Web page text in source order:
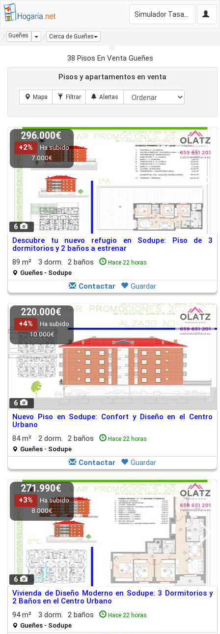
Gueñes Dropdown
Cerca de Gueñes
38 Pisos En Venta Gueñes
Pisos y apartamentos en venta
6
296.000€
+2%
Ha subido
7.000€
Descubre tu nuevo refugio en Sodupe: Piso de 3
dormitorios y 2 baños a estrenar
89 m²
3 dorm. 2 baños Hace 22 horas
Gueñes - Sodupe
Contactar Guardar
6
220.000€
+4%
Ha subido
10.000€
Nuevo Piso en Sodupe: Confort y Diseño en el Centro
Urbano
84 m²
2 dorm. 2 baños Hace 22 horas
Gueñes - Sodupe
Contactar Guardar
6
271.990€
+3%
Ha subido
8.000€
Vivienda de Diseño Moderno en Sodupe: 3 Dormitorios y
2 Baños en el Centro Urbano
94 m²
3 dorm. 2 baños Hace 22 horas
Gueñes - Sodupe